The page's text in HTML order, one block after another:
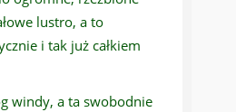
lustro, a to
i tak już całkiem
windy, a ta swobodnie